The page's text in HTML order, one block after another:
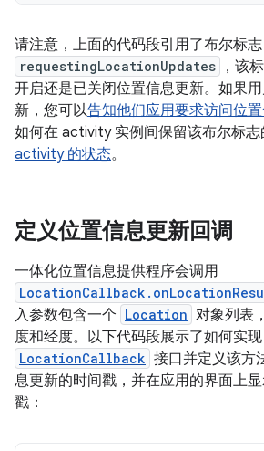
请注意，上面的代码段引用了布尔标志
requestingLocationUpdates
，该
开启还是已关闭位置信息更新。如果
新，您可以告知他们应用要求访问位
如何在 activity 实例间保留该布尔标志
activity 的状态。
定义位置信息更新回调
一体化位置信息提供程序会调用
入参数包含一个 Location 对象列表
度和经度。以下代码段展示了如何实现
LocationCallback 接口并定义该方
息更新的时间戳，并在应用的界面上
戳：